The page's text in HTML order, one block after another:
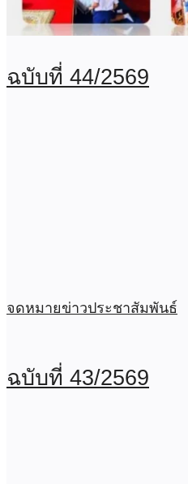
ฉบับที่ 44/2569
จดหมายข่าวประชาสัมพันธ์
ฉบับที่ 43/2569